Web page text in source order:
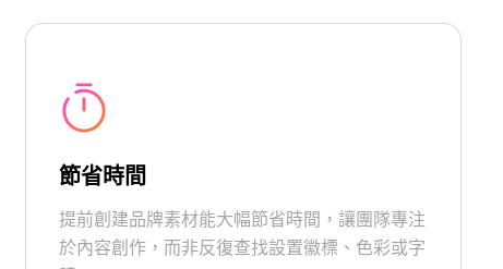
節省時間
提前創建品牌素材能大幅節省時間，讓團隊專注
於內容創作，而非反復查找設置徽標、色彩或字